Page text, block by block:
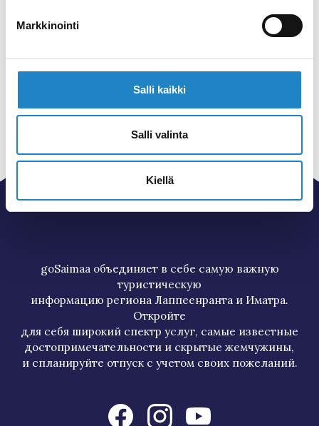
Markkinointi
Salli kaikki
Salli valinta
Kiellä
Ознакомьтесь с тренажерными залами
goSaimaa объединяет в себе самую важную
туристическую
информацию региона Лаппеенранта и Иматра.
Откройте
для себя широкий спектр услуг, самые известные
достопримечательности и скрытые жемчужины,
и спланируйте отпуск с учетом своих пожеланий.